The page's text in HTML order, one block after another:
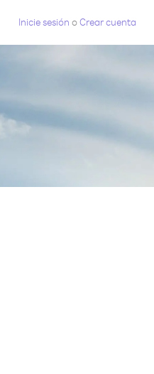
Inicie sesión oCrear cuenta